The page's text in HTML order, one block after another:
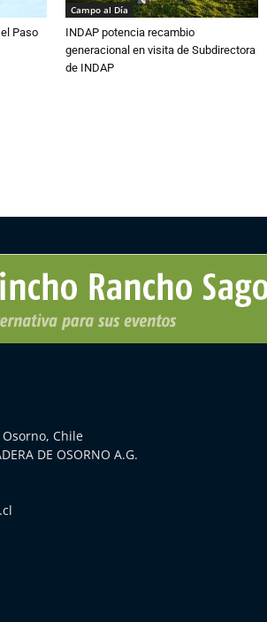
Paso
Campo al Día
INDAP potencia recambio
generacional en visita de Subdirectora
de INDAP
Chile
DE OSORNO A.G.